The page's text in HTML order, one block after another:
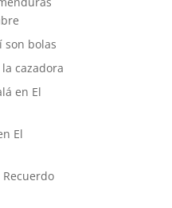
son bolas
cazadora
en El
El
Recuerdo